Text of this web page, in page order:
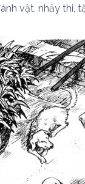
vật, nhảy thi,